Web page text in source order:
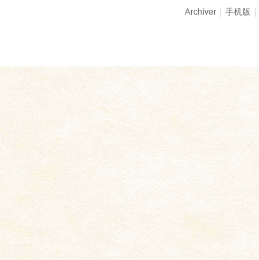
Archiver 手机版